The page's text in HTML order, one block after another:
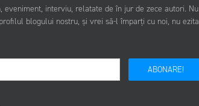
interviu, relatate de în jur de zece autori. Nu
blogului nostru, și vrei să-l împarți cu noi, nu ezita
ABONARE!